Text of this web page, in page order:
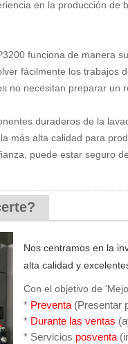
en la producción de
funciona de manera
fácilmente los trabajos
no necesitan preparar un
duraderos de la
más alta calidad para
puede estar seguro
Nos centramos en la
alta calidad y
Con el objetivo de
* Preventa (Presentar
* Durante las ventas
* Servicios posventa